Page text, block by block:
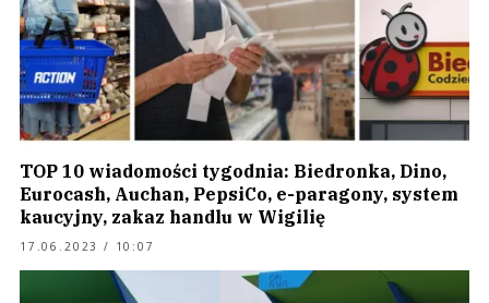
TOP 10 wiadomości tygodnia: Biedronka, Dino,
Eurocash, Auchan, PepsiCo, e-paragony, system
kaucyjny, zakaz handlu w Wigilię
17.06.2023 / 10:07